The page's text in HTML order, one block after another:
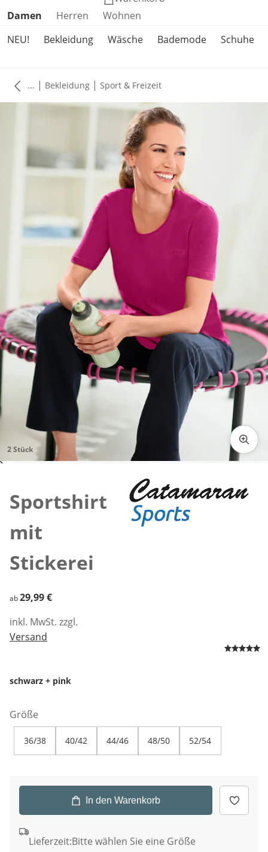
Produktkategorien überspringen
Damen Herren
Wohnen
NEU!
Bekleidung Wäsche Bademode Schuhe
... | Bekleidung | Sport & Freizeit
2 Stück
Sportshirt
mit
Stickerei
29,99 €
ab29,99 €
inkl. MwSt. zzgl.
Versand
schwarz + pink
Größe
36/38 40/42 44/46 48/50 52/54
In den Warenkorb
Lieferzeit:Bitte wählen Sie eine Größe